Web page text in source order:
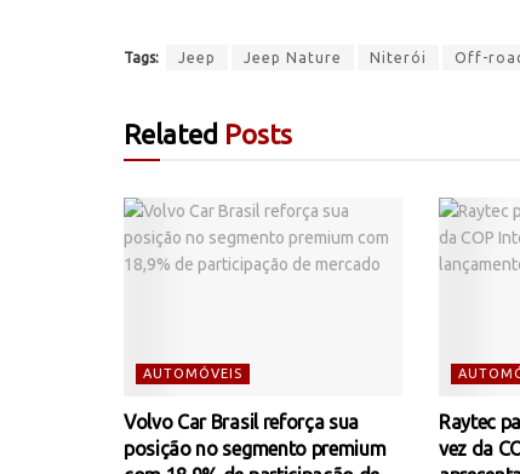
Tags: Jeep Jeep Nature Niterói Off-
Related Posts
AUTOMÓVEIS
Volvo Car Brasil reforça sua
posição no segmento premium
Raytec
vez da